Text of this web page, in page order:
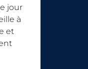
jour
à
et